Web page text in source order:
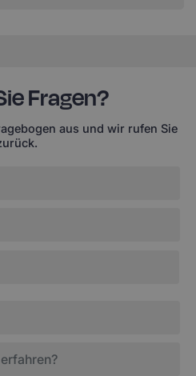
Fragen?
aus und wir rufen Sie